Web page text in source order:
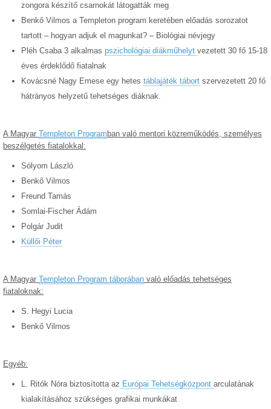
zongora készítő csarnokát látogatták meg
Benkő Vilmos a Templeton program keretében előadás sorozatot
tartott – hogyan adjuk el magunkat? – Biológiai névjegy
Pléh Csaba 3 alkalmas pszichológiai diákműhelyt vezetett 30 fő 15-18
éves érdeklődő fiatalnak
Kovácsné Nagy Emese egy hetes táblajáték tábort szervezetett 20 fő
hátrányos helyzetű tehetséges diáknak.
A Magyar Templeton Program ban való mentori közreműködés, személyes
beszélgetés fiatalokkal:
Sólyom László
Benkő Vilmos
Freund Tamás
Somlai-Fischer Ádám
Polgár Judit
Küllői Péter
A Magyar Templeton Program táborában való előadás tehetséges
fiataloknak:
S. Hegyi Lucia
Benkő Vilmos
Egyéb:
L. Ritók Nóra biztosította az Európai Tehetségközpont arculatának
kialakításához szükséges grafikai munkákat